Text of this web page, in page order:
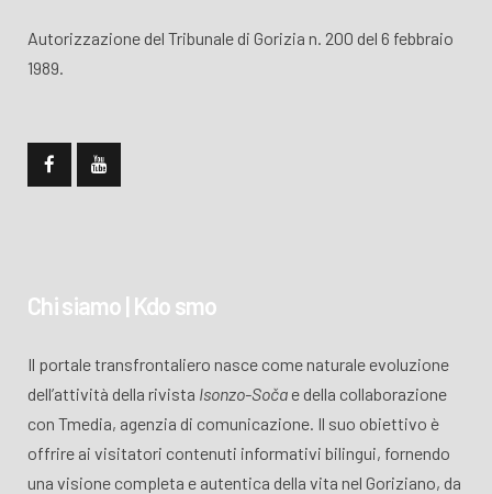
Autorizzazione del Tribunale di Gorizia n. 200 del 6 febbraio
1989.
Chi siamo | Kdo smo
Il portale transfrontaliero nasce come naturale evoluzione
dell’attività della rivista Isonzo-Sočae della collaborazione
con Tmedia, agenzia di comunicazione. Il suo obiettivo è
offrire ai visitatori contenuti informativi bilingui, fornendo
una visione completa e autentica della vita nel Goriziano, da